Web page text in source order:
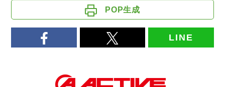
POP生成
LINE